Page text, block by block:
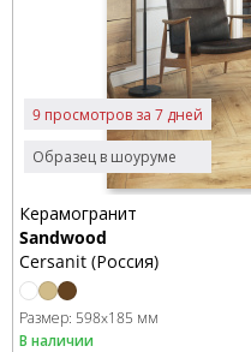
Образец в шоуруме
9 просмотров за 7 дней
Керамогранит
Sandwood
Cersanit (Россия)
Размер: 598x185 мм
В наличии